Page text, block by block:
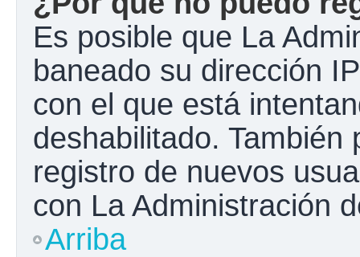
Es posible que La
baneado su dirección
con el que está
deshabilitado.
registro de nuevos
con La Administración
Arriba